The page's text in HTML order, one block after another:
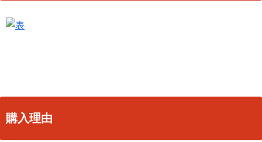
購入理由